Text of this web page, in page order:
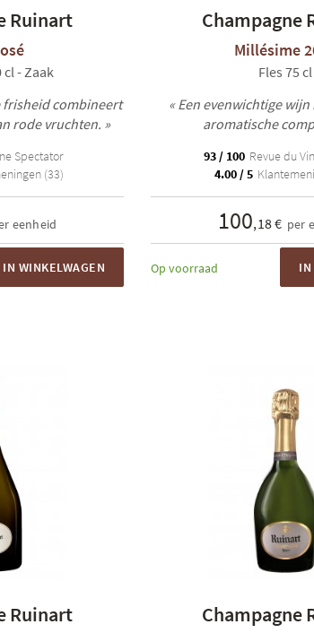
Ruinart
cl - Zaak
frisheid combineert
rode vruchten. »
Spectator
(33)
eenheid
IN WINKELWAGEN
Champagne
Millésime
Fles 75 cl
« Een evenwichtige
aromatische
93 / 100 Revue du
4.00 / 5
100,18 € per
Op voorraad IN
Ruinart Champagne